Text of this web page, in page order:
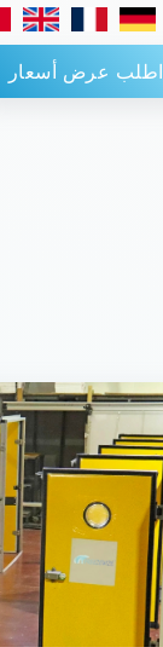
اطلب عرض أسعار